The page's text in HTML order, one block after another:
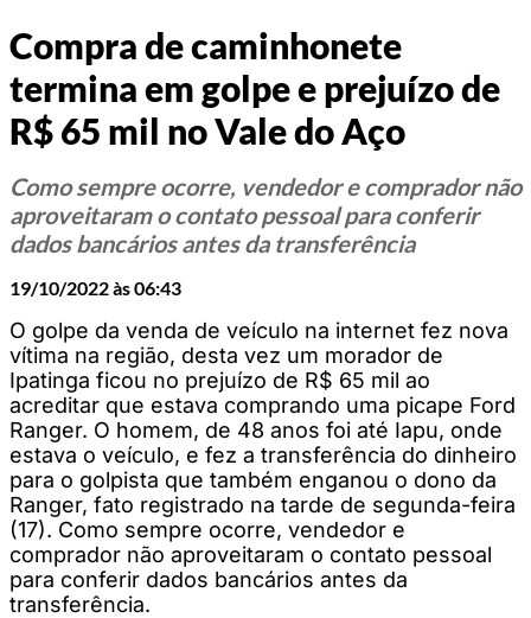
Compra de caminhonete
termina em golpe e prejuízo de
R$ 65 mil no Vale do Aço
Como sempre ocorre, vendedor e comprador não
aproveitaram o contato pessoal para conferir
dados bancários antes da transferência
19/10/2022 às 06:43
O golpe da venda de veículo na internet fez nova
vítima na região, desta vez um morador de
Ipatinga ficou no prejuízo de R$ 65 mil ao
acreditar que estava comprando uma picape Ford
Ranger. O homem, de 48 anos foi até Iapu, onde
estava o veículo, e fez a transferência do dinheiro
para o golpista que também enganou o dono da
Ranger, fato registrado na tarde de segunda-feira
(17). Como sempre ocorre, vendedor e
comprador não aproveitaram o contato pessoal
para conferir dados bancários antes da
transferência.